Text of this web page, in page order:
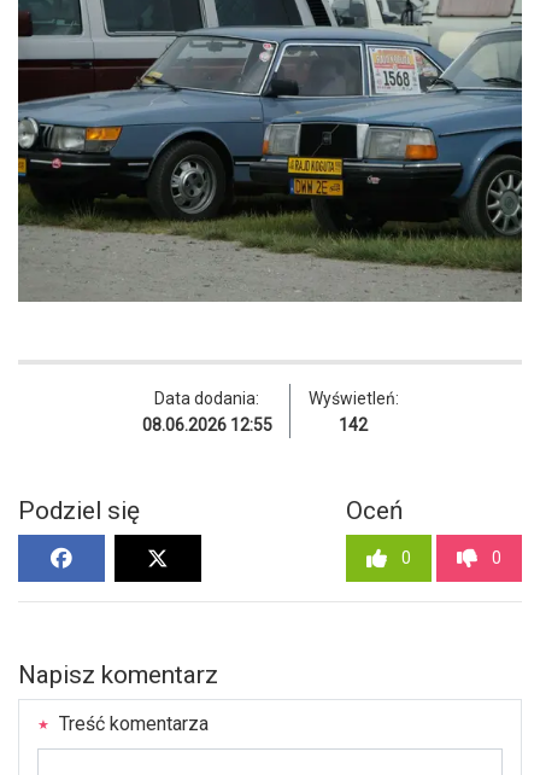
Data dodania:
08.06.2026 12:55
Wyświetleń:
142
Podziel się Oceń
0 0
Napisz komentarz
Treść komentarza